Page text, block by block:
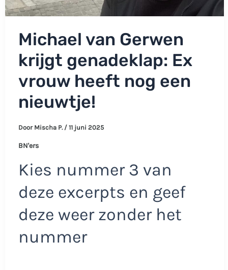
Michael van Gerwen
krijgt genadeklap: Ex
vrouw heeft nog een
nieuwtje!
Door Mischa P. / 11 juni 2025
BN'ers
Kies nummer 3 van
deze excerpts en geef
deze weer zonder het
nummer